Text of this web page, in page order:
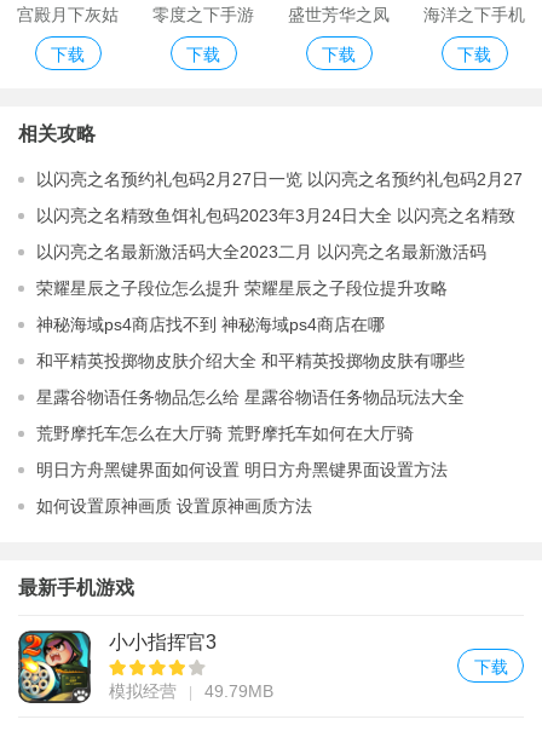
宫殿月下灰姑
娘
下载
零度之下手游
版
下载
盛世芳华之凤
倾天下破解版
下载
海洋之下手机
版
下载
相关攻略
以闪亮之名预约礼包码2月27日一览 以闪亮之名预约礼包码2月27
日最新分享
以闪亮之名精致鱼饵礼包码2023年3月24日大全 以闪亮之名精致
鱼饵礼包码分享2023最新分享
以闪亮之名最新激活码大全2023二月 以闪亮之名最新激活码
2023分享
荣耀星辰之子段位怎么提升 荣耀星辰之子段位提升攻略
神秘海域ps4商店找不到 神秘海域ps4商店在哪
和平精英投掷物皮肤介绍大全 和平精英投掷物皮肤有哪些
星露谷物语任务物品怎么给 星露谷物语任务物品玩法大全
荒野摩托车怎么在大厅骑 荒野摩托车如何在大厅骑
明日方舟黑键界面如何设置 明日方舟黑键界面设置方法
如何设置原神画质 设置原神画质方法
最新手机游戏
小小指挥官3
模拟经营 49.79MB
下载